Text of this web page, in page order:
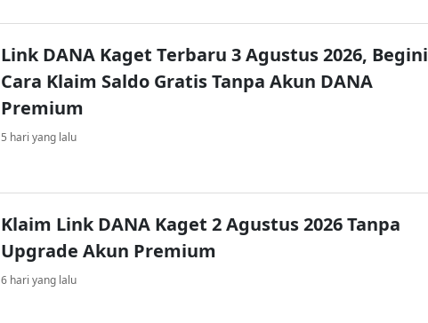
Link DANA Kaget Terbaru 3 Agustus 2026, Begini
Cara Klaim Saldo Gratis Tanpa Akun DANA
Premium
5 hari yang lalu
Klaim Link DANA Kaget 2 Agustus 2026 Tanpa
Upgrade Akun Premium
6 hari yang lalu